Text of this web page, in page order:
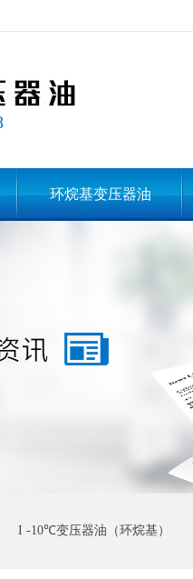
环烷基变压器油
I -10℃变压器油（环烷基）